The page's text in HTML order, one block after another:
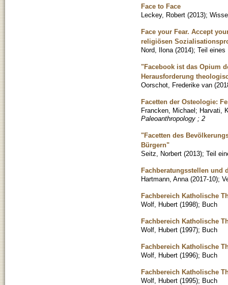
Face to Face
Leckey, Robert (2013);
Face your Fear. Accept
religiösen
Nord, Ilona (2014); Teil eines
"Facebook ist das Opium
Herausforderung
Oorschot, Frederike van (
Facetten der Osteologie:
Francken, Michael; Harvati,
Paleoanthropology ; 2
"Facetten des
Bürgern"
Seitz, Norbert (2013); Teil
Fachberatungsstellen und
Hartmann, Anna (2017-10);
Fachbereich Katholische
Wolf, Hubert (1998); Buch
Fachbereich Katholische
Wolf, Hubert (1997); Buch
Fachbereich Katholische
Wolf, Hubert (1996); Buch
Fachbereich Katholische
Wolf, Hubert (1995); Buch